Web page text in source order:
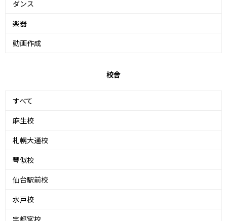
ダンス
楽器
動画作成
校舎
すべて
麻生校
札幌大通校
琴似校
仙台駅前校
水戸校
宇都宮校